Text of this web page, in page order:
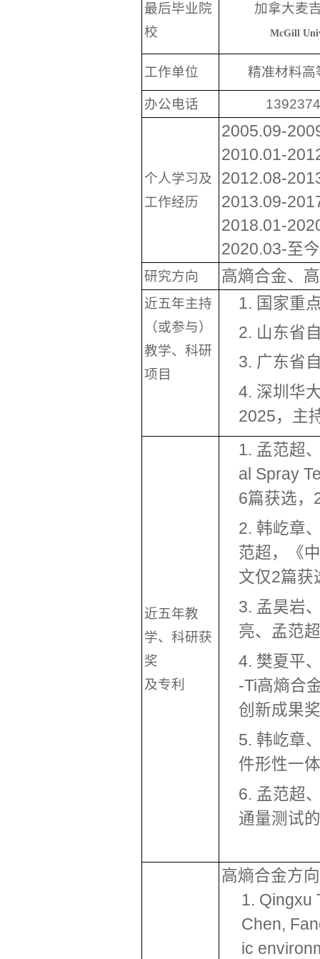
最后毕业院
校
加拿大麦
McGill
工作单位 精准材料高
办公电话
个人学习及
工作经历
2005.09-
2010.01-
2012.08-
2013.09-
2018.01-
2020.03-至
研究方向 高熵合金、
近五年主持
（或参与）
教学、科研
项目
1. 国家重
2. 山东省
3. 广东省
4. 深圳华
2025 ，主
近五年教
学、科研获
奖
及专利
1. 孟范超
al Spray
6篇获选，
2. 韩屹章
范超，《
文仅2篇获
3. 孟昊岩
亮、孟范
4. 樊夏平
-Ti高熵合
创新成果
5. 韩屹章
件形性一
6. 孟范超
通量测试
高熵合金方向
1. Qingxu
Chen,
ic